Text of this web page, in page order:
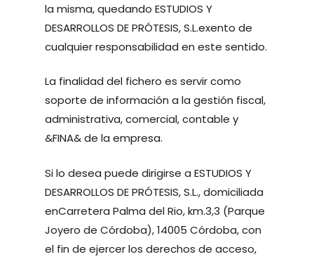
la misma, quedando ESTUDIOS Y
DESARROLLOS DE PRÓTESIS, S.L.exento de
cualquier responsabilidad en este sentido.
La finalidad del fichero es servir como
soporte de información a la gestión fiscal,
administrativa, comercial, contable y
&FINA& de la empresa.
Si lo desea puede dirigirse a ESTUDIOS Y
DESARROLLOS DE PRÓTESIS, S.L., domiciliada
enCarretera Palma del Rio, km.3,3 (Parque
Joyero de Córdoba), 14005 Córdoba, con
el fin de ejercer los derechos de acceso,